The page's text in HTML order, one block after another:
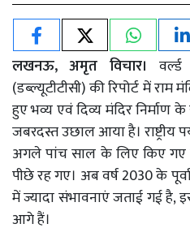
लखनऊ, अमृत विचार।
(डब्ल्यूटीटीसी) की रिपोर्ट में
हुए भव्य एवं दिव्य मंदिर
जबरदस्त उछाल आया है।
अगले पांच साल के लिए किए गए
पीछे रह गए। अब वर्ष 2030 के
में ज्यादा संभावनाएं जताई गई है,
आगे हैं।